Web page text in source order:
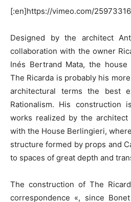
[:en]https://vimeo.com/25973316
Designed by the architect
collaboration with the owner
Inés Bertrand Mata, the
The Ricarda is probably his
architectural terms the best
Rationalism. His construction
works realized by the architect
with the House Berlingieri,
structure formed by props and
to spaces of great depth and
The construction of The
correspondence «, since